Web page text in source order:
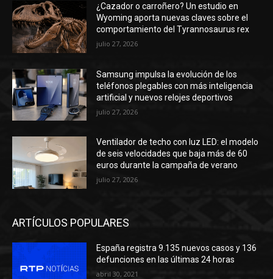
¿Cazador o carroñero? Un estudio en
Wyoming aporta nuevas claves sobre el
comportamiento del Tyrannosaurus rex
julio 27, 2026
Samsung impulsa la evolución de los
teléfonos plegables con más inteligencia
artificial y nuevos relojes deportivos
julio 27, 2026
Ventilador de techo con luz LED: el modelo
de seis velocidades que baja más de 60
euros durante la campaña de verano
julio 27, 2026
ARTÍCULOS POPULARES
España registra 9.135 nuevos casos y 136
defunciones en las últimas 24 horas
abril 30, 2021